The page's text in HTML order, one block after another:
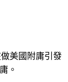
美國附庸引發
。